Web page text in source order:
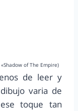
of The Empire)
de leer y
varia de
toque tan